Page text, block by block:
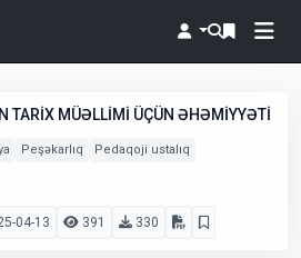
TARİX MÜƏLLİMİ ÜÇÜN ƏHƏMİYYƏTİ
Peşəkarlıq Pedaqoji ustalıq
04-13 391 330